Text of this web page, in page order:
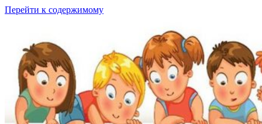
Перейти к содержимому